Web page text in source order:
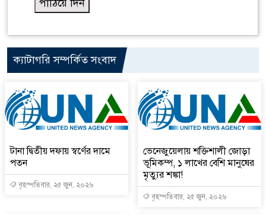
ক্যাটাগরি সম্পর্কিত সংবাদ
টানা দ্বিতীয় দফায় স্বর্ণের দামে
পতন
বৃহস্পতিবার, ২৫ জুন, ২০২৬
ভেনেজুয়েলায় শক্তিশালী জোড়া
ভূমিকম্প, ১ লাখের বেশি মানুষের
মৃত্যুর শঙ্কা!
বৃহস্পতিবার, ২৫ জুন, ২০২৬